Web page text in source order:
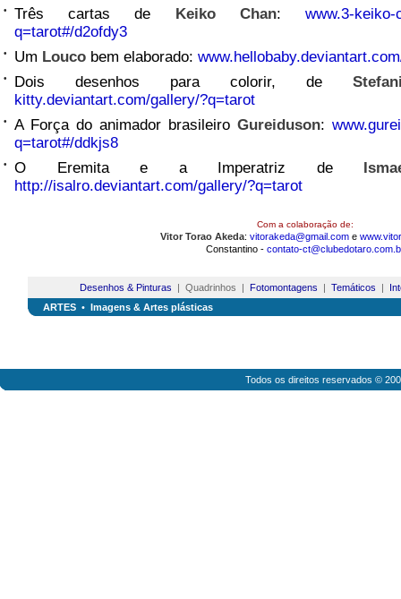
• Três cartas de Keiko Chan:www.3-keiko-
q=tarot#/d2ofdy3
• Um Louco bem elaborado:
• Dois desenhos para colorir, de
kitty.deviantart.com/gallery/?q=tarot
• A Força do animador brasileiro Gureiduson:
q=tarot#/ddkjs8
• O Eremita e a Imperatriz de
http://isalro.deviantart.com/gallery/?q=tarot
Com a colaboração de:
Vitor Torao Akeda: vitorakeda@gmail.com e
Constantino - contato-
Desenhos & Pinturas | Quadrinhos | Fotomontagens | Temáticos |
ARTES • Imagens & Artes plásticas
Todos os direitos reservados ©